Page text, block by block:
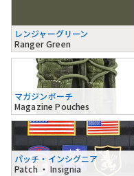
レンジャーグリーン
Ranger Green
マガジンポーチ
Magazine Pouches
パッチ・インシグニア
Patch ・ Insignia